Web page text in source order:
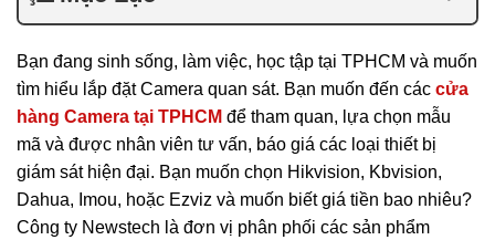
Bạn đang sinh sống, làm việc, học tập tại TPHCM và muốn
tìm hiểu lắp đặt Camera quan sát. Bạn muốn đến các cửa
hàng Camera tại TPHCM để tham quan, lựa chọn mẫu
mã và được nhân viên tư vấn, báo giá các loại thiết bị
giám sát hiện đại. Bạn muốn chọn Hikvision, Kbvision,
Dahua, Imou, hoặc Ezviz và muốn biết giá tiền bao nhiêu?
Công ty Newstech là đơn vị phân phối các sản phẩm